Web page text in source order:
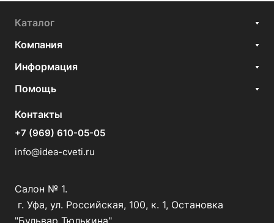
Каталог
Компания
Информация
Помощь
Контакты
+7 (969) 610-05-05
info@idea-cveti.ru
Салон № 1.
г. Уфа, ул. Российская, 100, к. 1, Остановка